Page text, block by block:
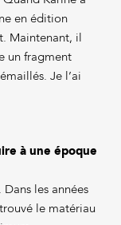
en édition
Maintenant, il
un fragment
Je l’ai
à une époque
les années
le matériau